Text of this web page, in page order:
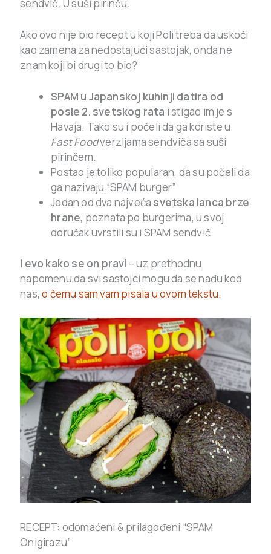
sendvič. U suši pirinču.
Ako ovo nije bio recept u koji Poli treba da uskoči
kao zamena za nedostajući sastojak, onda ne
znam koji bi drugi to bio?
SPAM u Japanskoj kuhinji datira od
posle 2. svetskog rata i stigao im je s
Havaja. Tako su i počeli da ga koriste u
Fast Foodverzijama sendviča sa suši
pirinčem.
Postao je toliko popularan, da su počeli da
ga nazivaju “SPAM burger”
Jedan od dva najveća svetska lanca brze
hrane, poznata po burgerima, u svoj
doručak uvrstili su i SPAM sendvič
I evo kako se on pravi – uz prethodnu
napomenu da svi sastojci mogu da se nađu kod
nas,o čemu sam vam pisala u ovom tekstu.
RECEPT: odomaćeni & prilagođeni “SPAM
Onigirazu”